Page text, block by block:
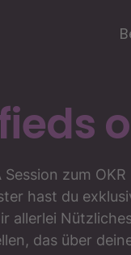
zum
hast du
allerlei
das über